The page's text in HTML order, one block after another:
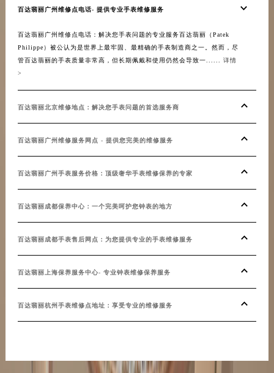
百达翡丽广州维修点电话- 提供专业手表维修服务
百达翡丽广州维修点电话：解决您手表问题的专业服务百达翡丽（Patek
Philippe）被公认为是世界上最牢固、最精确的手表制造商之一。然而，尽
管百达翡丽的手表质量非常高，但长期佩戴和使用仍然会导致一......
详情
>
百达翡丽北京维修地点：解决您手表问题的首选服务商
百达翡丽广州维修服务网点 - 提供您完美的维修服务
百达翡丽广州手表服务价格：顶级奢华手表维修保养的专家
百达翡丽成都保养中心：一个完美呵护您钟表的地方
百达翡丽成都手表售后网点：为您提供专业的手表维修服务
百达翡丽上海保养服务中心- 专业钟表维修保养服务
百达翡丽杭州手表维修点地址：享受专业的维修服务